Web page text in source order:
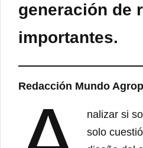
generación de
importantes.
Redacción Mundo
nalizar si
solo